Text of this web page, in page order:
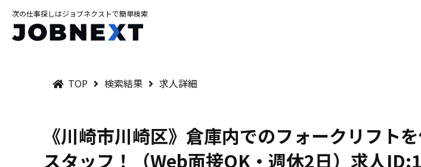
次の仕事探しはジョブネクストで簡単検索
TOP 検索結果 求人詳細
《川崎市川崎区》倉庫内でのフォークリフト
スタッフ！（Web面接OK・週休2日）求人